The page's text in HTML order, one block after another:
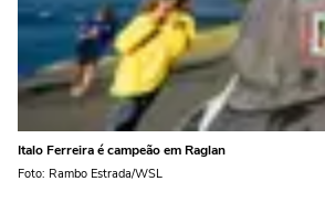
Italo Ferreira é campeão em Raglan
Foto: Rambo Estrada/WSL